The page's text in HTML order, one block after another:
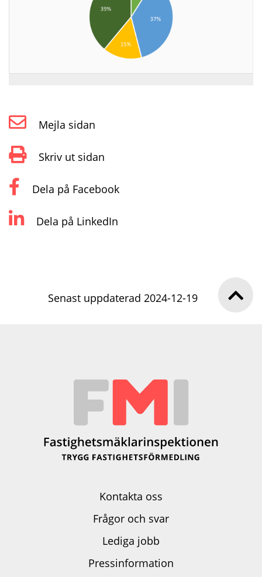
Mejla sidan
Skriv ut sidan
Dela på Facebook
Dela på LinkedIn
Senast uppdaterad 2024-12-19
Kontakta oss
Frågor och svar
Lediga jobb
Pressinformation